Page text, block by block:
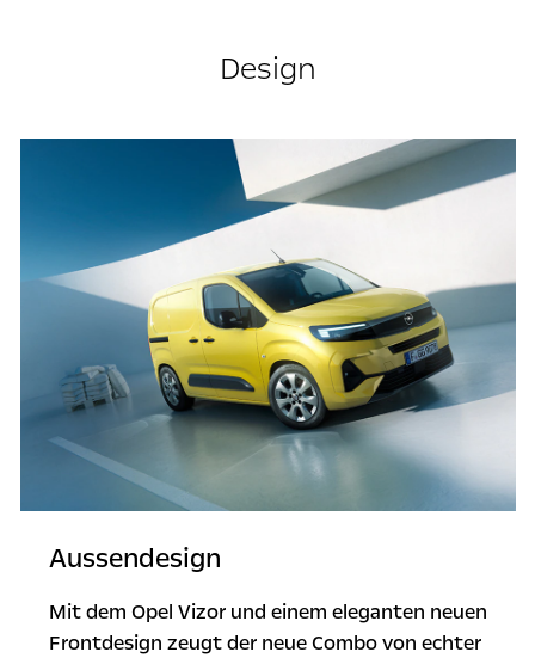
Design
Aussendesign
Mit dem Opel Vizor und einem eleganten neuen
Frontdesign zeugt der neue Combo von echter